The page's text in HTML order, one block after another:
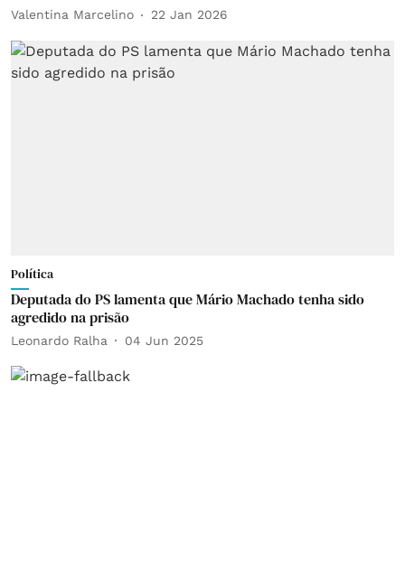
Valentina Marcelino 22 Jan 2026
Política
Deputada do PS lamenta que Mário Machado tenha sido
agredido na prisão
Leonardo Ralha 04 Jun 2025